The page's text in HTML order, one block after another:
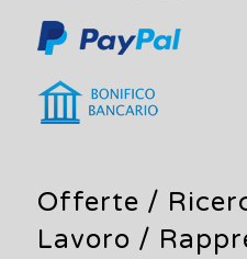
Offerte /
Lavoro /